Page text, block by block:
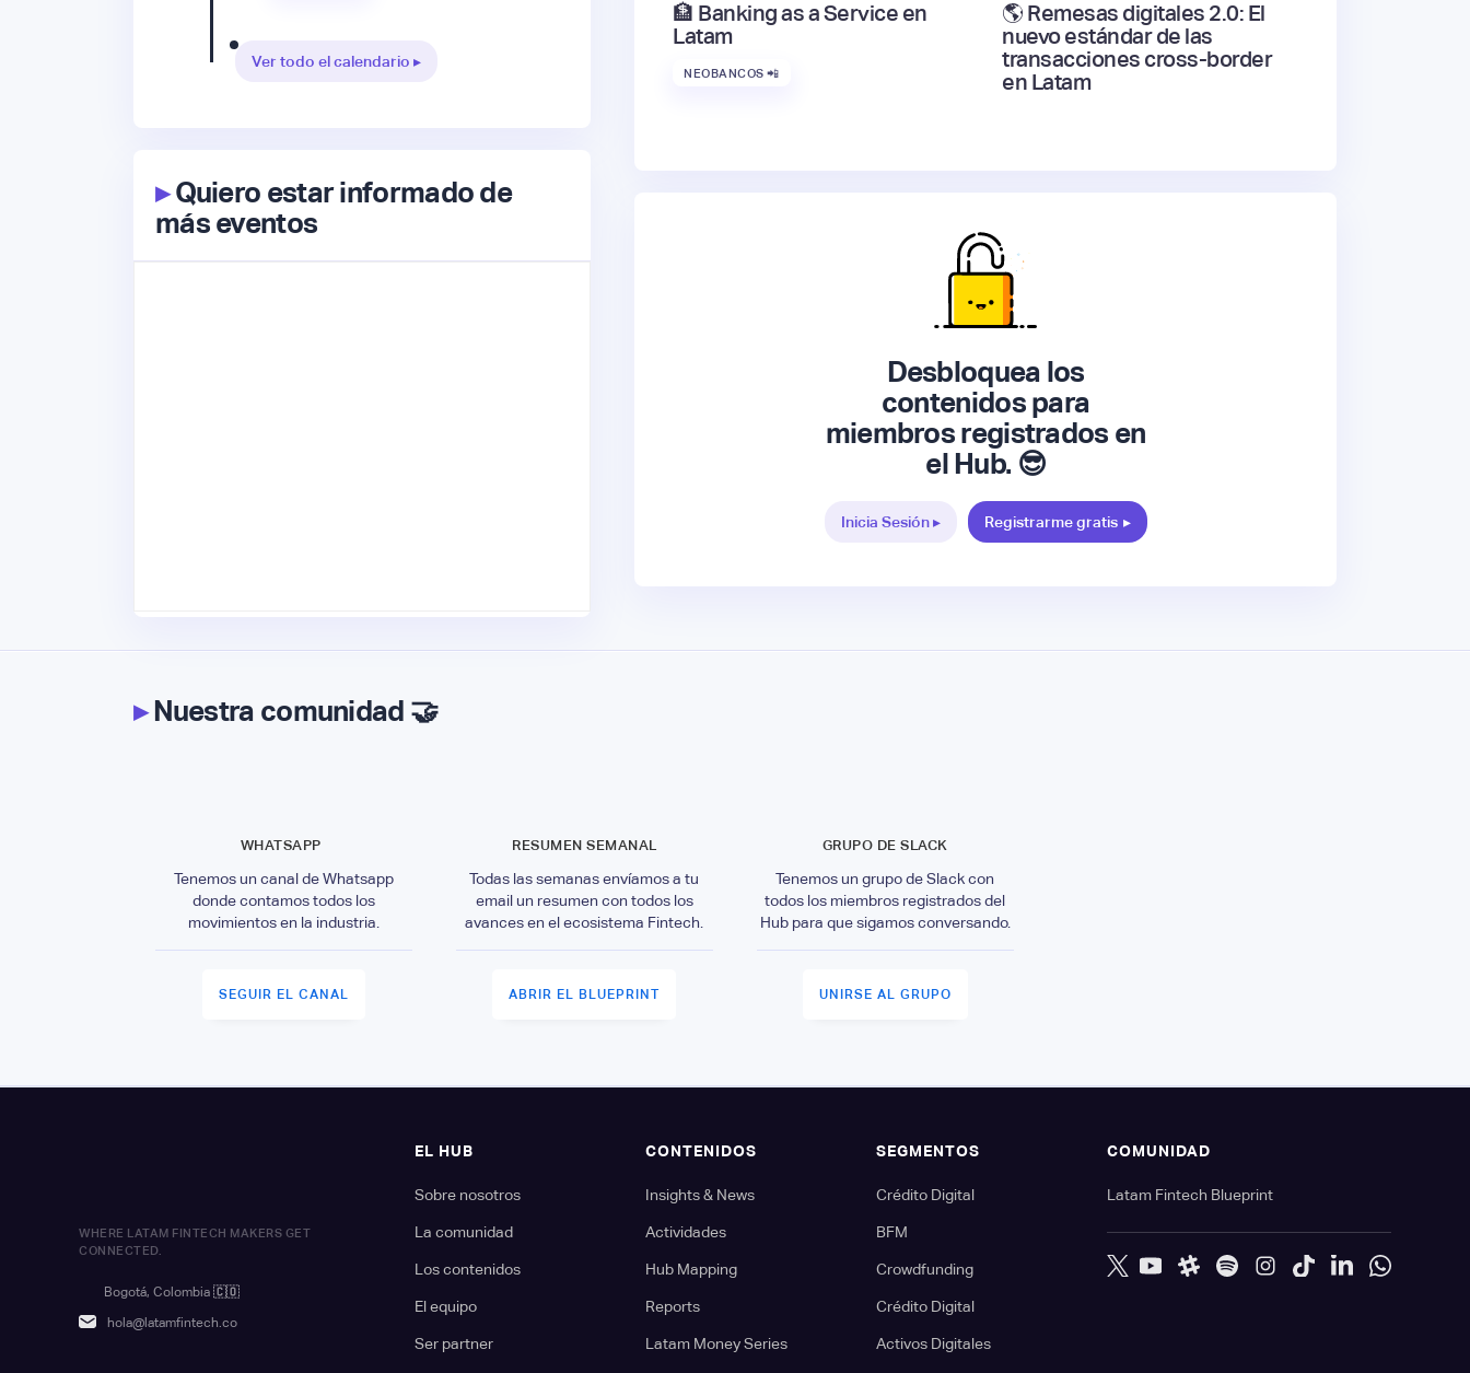
Ver todo el calendario ▸
▸Quiero estar informado de
más eventos
🏦 Banking as a Service en
Latam
NEOBANCOS 📲
🌎 Remesas digitales 2.0: El
nuevo estándar de las
transacciones cross-border
en Latam
Desbloquea los
contenidos para
miembros registrados en
el Hub. 😎
Inicia Sesión ▸ Registrarme gratis ▸
▸Nuestra comunidad 🤝
WHATSAPP
Tenemos un canal de Whatsapp
donde contamos todos los
movimientos en la industria.
SEGUIR EL CANAL
RESUMEN SEMANAL
Todas las semanas envíamos a tu
email un resumen con todos los
avances en el ecosistema Fintech.
ABRIR EL BLUEPRINT
GRUPO DE SLACK
Tenemos un grupo de Slack con
todos los miembros registrados del
Hub para que sigamos conversando.
UNIRSE AL GRUPO
WHERE LATAM FINTECH MAKERS GET
CONNECTED.
Bogotá, Colombia 🇨🇴
hola@latamfintech.co
EL HUB
Sobre nosotros
La comunidad
Los contenidos
El equipo
Ser partner
CONTENIDOS
Insights & News
Actividades
Hub Mapping
Reports
Latam Money Series
SEGMENTOS
Crédito Digital
BFM
Crowdfunding
Crédito Digital
Activos Digitales
COMUNIDAD
Latam Fintech Blueprint